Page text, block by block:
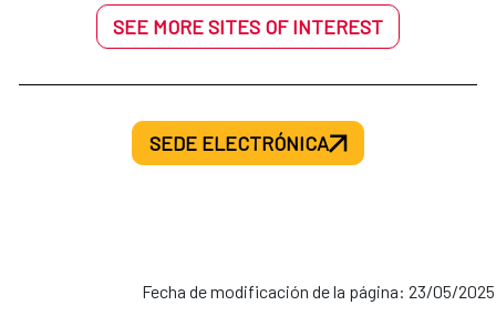
SEE MORE SITES OF INTEREST
SEDE ELECTRÓNICA
Fecha de modificación de la página: 23/05/2025